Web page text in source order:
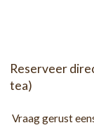
Reserveer
tea)
Vraag gerust